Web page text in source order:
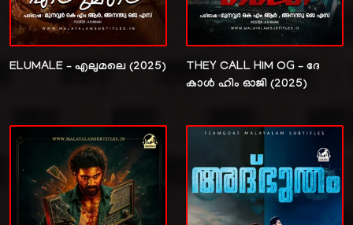
ELUMALE – എലുമലെ (2025)
THEY CALL HIM OG – ദേ
കാൾ ഹിം ഓജി (2025)